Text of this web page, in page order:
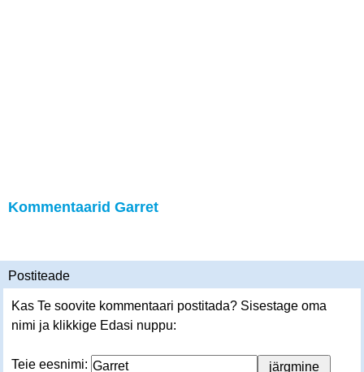
Kommentaarid Garret
Postiteade
Kas Te soovite kommentaari postitada? Sisestage oma
nimi ja klikkige Edasi nuppu:
Teie eesnimi: